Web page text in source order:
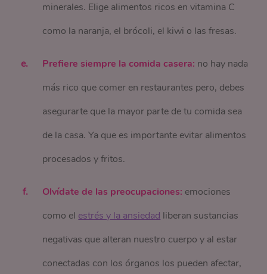
minerales. Elige alimentos ricos en vitamina C
como la naranja, el brócoli, el kiwi o las fresas.
Prefiere siempre la comida casera: no hay nada
más rico que comer en restaurantes pero, debes
asegurarte que la mayor parte de tu comida sea
de la casa. Ya que es importante evitar alimentos
procesados y fritos.
Olvídate de las preocupaciones: emociones
como el estrés y la ansiedad liberan sustancias
negativas que alteran nuestro cuerpo y al estar
conectadas con los órganos los pueden afectar,